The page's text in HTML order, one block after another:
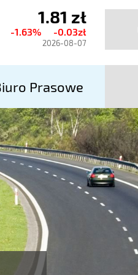
Aktualny
1.81 zł
-1.63% -0.03zł
2026-08-07
Prasowe